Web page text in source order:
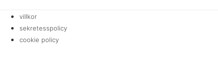
villkor
sekretesspolicy
cookie policy